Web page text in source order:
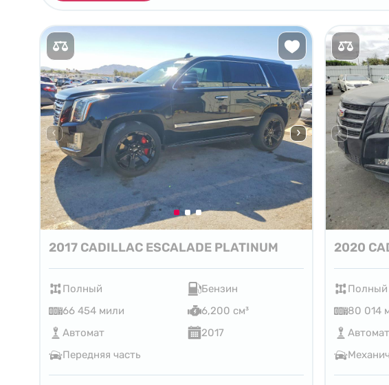
2017 CADILLAC ESCALADE PLATINUM
Полный
Бензин
66 454 мили
6,200 см³
Автомат
2017
Передняя часть
Полный
80 014
Автомат